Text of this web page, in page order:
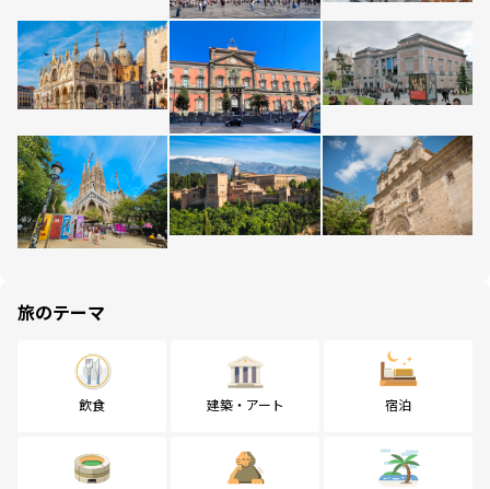
旅のテーマ
飲食 建築・アート 宿泊